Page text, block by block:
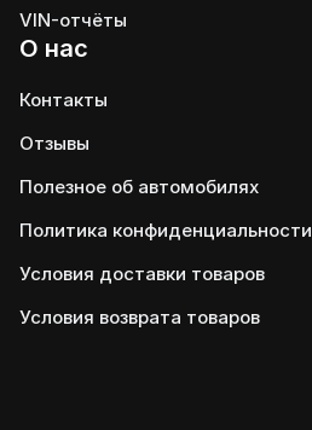
VIN-отчёты
О нас
Контакты
Отзывы
Полезное об автомобилях
Политика конфиденциальности
Условия доставки товаров
Условия возврата товаров